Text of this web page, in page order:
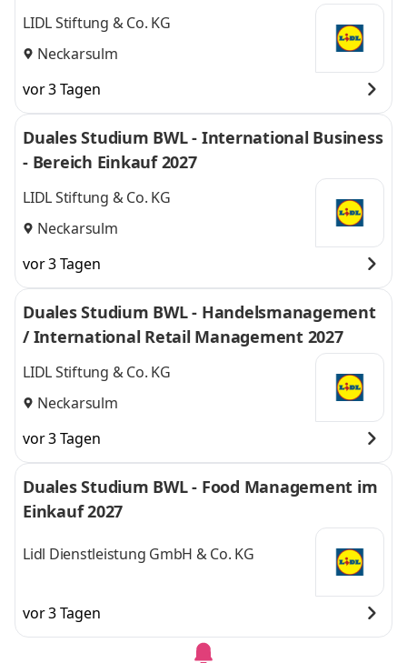
LIDL Stiftung & Co. KG
Neckarsulm
vor 3 Tagen
Duales Studium BWL - International Business
- Bereich Einkauf 2027
LIDL Stiftung & Co. KG
Neckarsulm
vor 3 Tagen
Duales Studium BWL - Handelsmanagement
/ International Retail Management 2027
LIDL Stiftung & Co. KG
Neckarsulm
vor 3 Tagen
Duales Studium BWL - Food Management im
Einkauf 2027
Lidl Dienstleistung GmbH & Co. KG
vor 3 Tagen